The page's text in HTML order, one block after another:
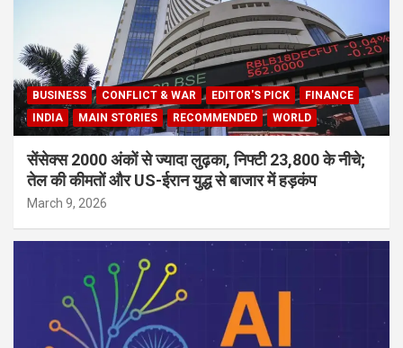
BUSINESS CONFLICT & WAR EDITOR'S PICK
FINANCE
INDIA
MAIN STORIES RECOMMENDED WORLD
सेंसेक्स 2000 अंकों से ज्यादा लुढ़का, निफ्टी 23,800 के नीचे;
तेल की कीमतों और US-ईरान युद्ध से बाजार में हड़कंप
March 9, 2026